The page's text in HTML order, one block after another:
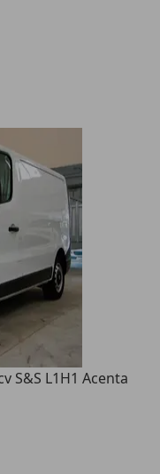
S&S L1H1 Acenta